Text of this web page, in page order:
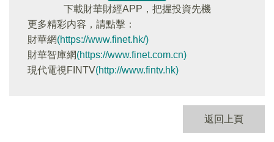
下載財華財經APP，把握投資先機
更多精彩内容，請點擊：
財華網(https://www.finet.hk/)
財華智庫網(https://www.finet.com.cn)
現代電視FINTV(http://www.fintv.hk)
返回上頁